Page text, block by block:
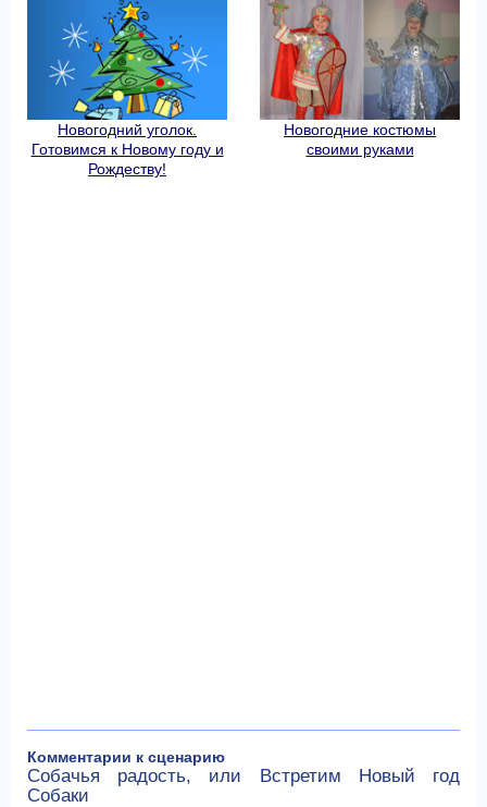
Новогодний уголок.
Готовимся к Новому году и
Рождеству!
Новогодние костюмы
своими руками
Комментарии к сценарию
Собачья радость, или Встретим Новый год
Собаки